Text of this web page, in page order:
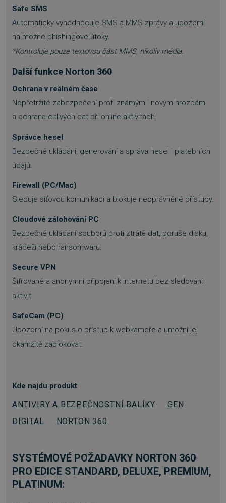
Safe SMS
Automaticky vyhodnocuje SMS a MMS zprávy a upozorní
na možné phishingové útoky.
*Kontroluje pouze textovou část MMS, nikoliv média.
Další funkce Norton 360
Ochrana v reálném čase
Nepřetržité zabezpečení proti známým i novým hrozbám
a ochrana citlivých dat při online aktivitách.
Správce hesel
Bezpečné ukládání, generování a správa hesel i platebních
údajů.
Firewall (PC/Mac)
Sleduje síťovou komunikaci a blokuje neoprávněné přístupy.
Cloudové zálohování PC
Bezpečné ukládání souborů proti ztrátě dat, poruše disku,
krádeži nebo ransomwaru.
Secure VPN
Šifrované a anonymní připojení k internetu bez sledování
aktivit.
SafeCam (PC)
Upozorní na pokus o přístup k webkameře a umožní jej
okamžitě zablokovat.
Kde najdu produkt
ANTIVIRY A BEZPEČNOSTNÍ BALÍKY
GEN
DIGITAL
NORTON 360
SYSTÉMOVÉ POŽADAVKY NORTON 360
PRO EDICE STANDARD, DELUXE, PREMIUM,
PLATINUM:
VÝKONOVÉ SOUBORY
SOUBORY CÍLENÍ
FUNKČNÍ SOUBORY
NEZAŘAZENÉ SOUBORY
Výkonové soubory
Soubory cílení
Nezbytně nutné soubory cookie umožňují
přihlášení uživatele a správa účtu. Webové
cookie správně používat.
Název
Provider /
Vyprší
__cf_bm
Cloudflare Inc.
29 minut